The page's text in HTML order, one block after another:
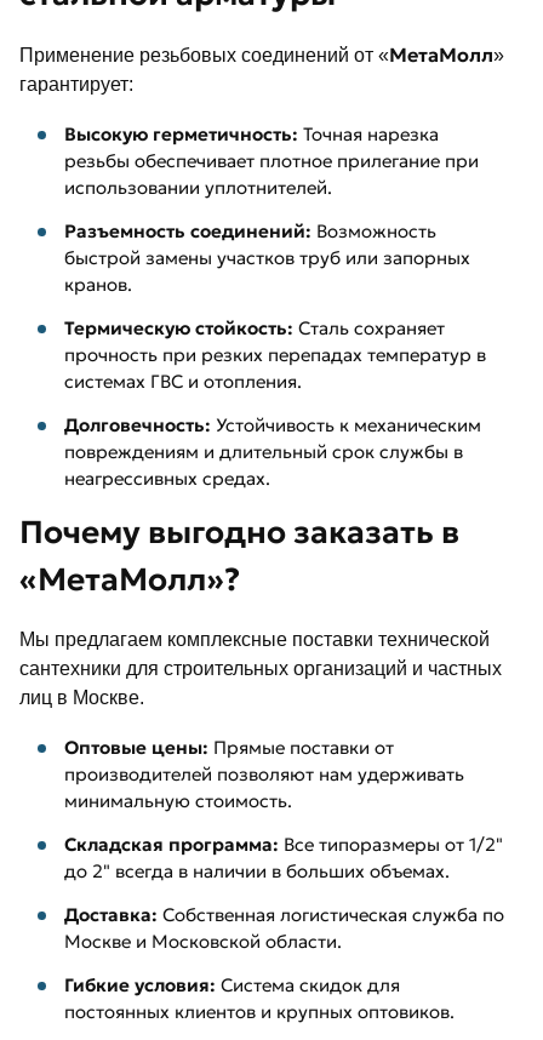
Применение резьбовых соединений от «МетаМолл»
гарантирует:
Высокую герметичность: Точная нарезка
резьбы обеспечивает плотное прилегание при
использовании уплотнителей.
Разъемность соединений: Возможность
быстрой замены участков труб или запорных
кранов.
Термическую стойкость: Сталь сохраняет
прочность при резких перепадах температур в
системах ГВС и отопления.
Долговечность: Устойчивость к механическим
повреждениям и длительный срок службы в
неагрессивных средах.
Почему выгодно заказать в
«МетаМолл»?
Мы предлагаем комплексные поставки технической
сантехники для строительных организаций и частных
лиц в Москве.
Оптовые цены: Прямые поставки от
производителей позволяют нам удерживать
минимальную стоимость.
Складская программа: Все типоразмеры от 1/2"
до 2" всегда в наличии в больших объемах.
Доставка: Собственная логистическая служба по
Москве и Московской области.
Гибкие условия: Система скидок для
постоянных клиентов и крупных оптовиков.